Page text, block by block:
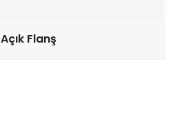
Açık Flanş